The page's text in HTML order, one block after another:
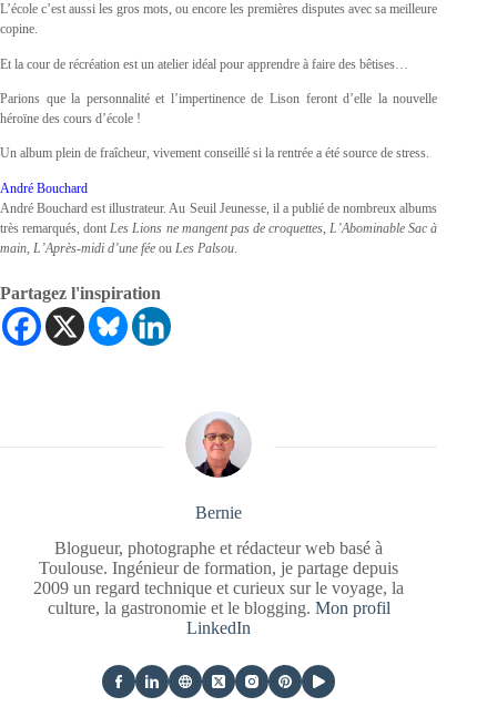
L’école c’est aussi les gros mots, ou encore les premières disputes avec sa meilleure
copine.
Et la cour de récréation est un atelier idéal pour apprendre à faire des bêtises…
Parions que la personnalité et l’impertinence de Lison feront d’elle la nouvelle
héroïne des cours d’école !
Un album plein de fraîcheur, vivement conseillé si la rentrée a été source de stress.
André Bouchard
André Bouchard est illustrateur. Au Seuil Jeunesse, il a publié de nombreux albums
très remarqués, dont Les Lions ne mangent pas de croquettes, L’Abominable Sac à
main L’Après-midi d’une fée ou Les Palsou
Partagez l'inspiration
Bernie
Blogueur, photographe et rédacteur web basé à
Toulouse. Ingénieur de formation, je partage depuis
2009 un regard technique et curieux sur le voyage, la
culture, la gastronomie et le blogging. Mon profil
LinkedIn